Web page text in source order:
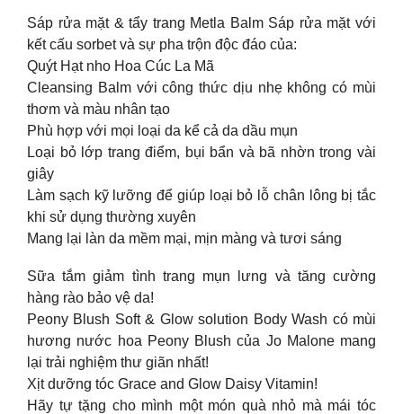
Sáp rửa mặt & tẩy trang Metla Balm Sáp rửa mặt với
kết cấu sorbet và sự pha trộn độc đáo của:
Quýt Hạt nho Hoa Cúc La Mã
Cleansing Balm với công thức dịu nhẹ không có mùi
thơm và màu nhân tạo
Phù hợp với mọi loại da kể cả da dầu mụn
Loại bỏ lớp trang điểm, bụi bẩn và bã nhờn trong vài
giây
Làm sạch kỹ lưỡng để giúp loại bỏ lỗ chân lông bị tắc
khi sử dụng thường xuyên
Mang lại làn da mềm mại, mịn màng và tươi sáng
Sữa tắm giảm tình trang mụn lưng và tăng cường
hàng rào bảo vệ da!
Peony Blush Soft & Glow solution Body Wash có mùi
hương nước hoa Peony Blush của Jo Malone mang
lại trải nghiệm thư giãn nhất!
Xịt dưỡng tóc Grace and Glow Daisy Vitamin!
Hãy tự tặng cho mình một món quà nhỏ mà mái tóc